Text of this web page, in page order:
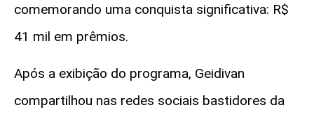
comemorando uma conquista significativa: R$
41 mil em prêmios.
Após a exibição do programa, Geidivan
compartilhou nas redes sociais bastidores da